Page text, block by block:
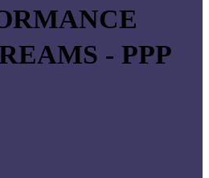
- PPP